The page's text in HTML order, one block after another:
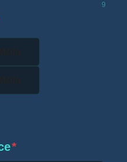
9
*